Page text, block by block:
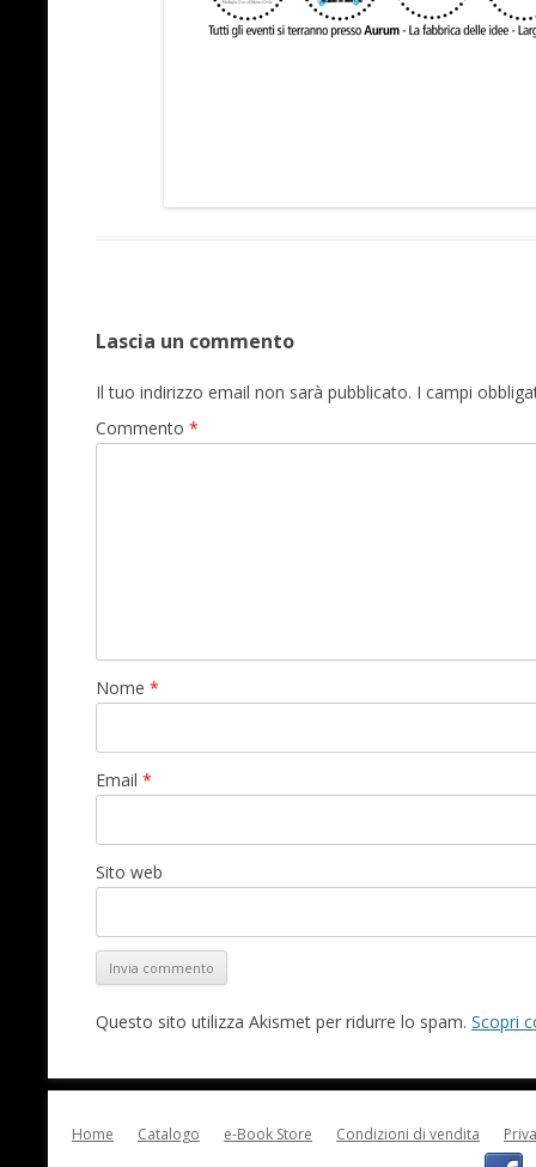
Lascia un commento
Il tuo indirizzo email non sarà pubblicato. I campi
Commento *
Nome *
Email *
Sito web
Questo sito utilizza Akismet per ridurre lo spam. Scopri
Home Catalogo e-Book Store Condizioni di vendita